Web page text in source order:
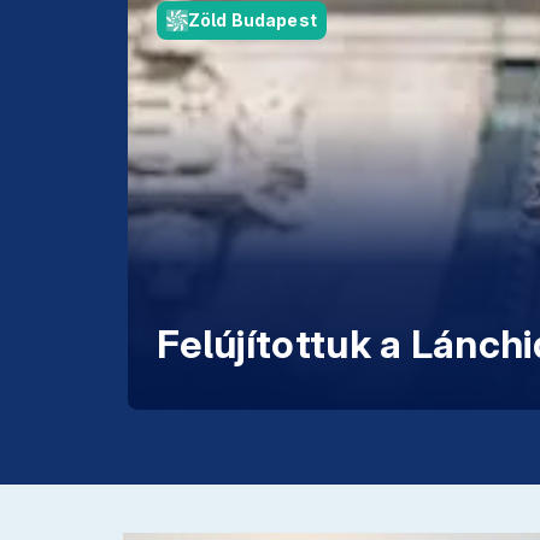
Zöld Budapest
Felújítottuk a